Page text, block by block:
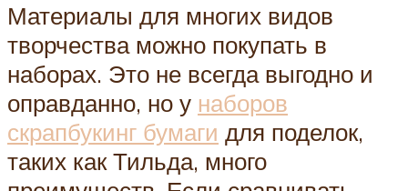
Материалы для многих видов
творчества можно покупать в
наборах. Это не всегда выгодно и
оправданно, но у наборов
скрапбукинг бумаги для поделок,
таких как Тильда, много